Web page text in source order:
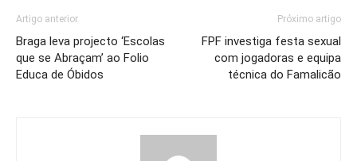
Artigo anterior
Braga leva projecto ‘Escolas
que se Abraçam’ ao Folio
Educa de Óbidos
Próximo artigo
FPF investiga festa sexual
com jogadoras e equipa
técnica do Famalicão